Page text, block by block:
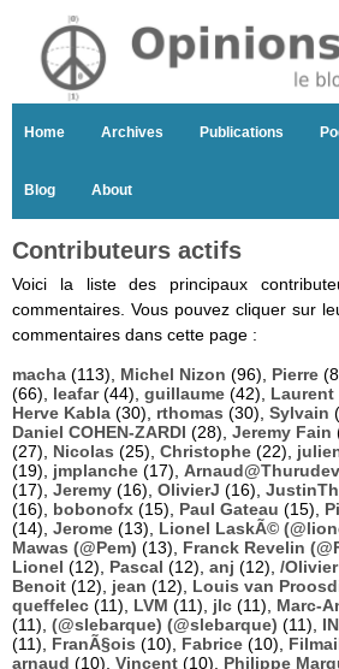
Home Archives Publications
Blog About
Contributeurs actifs
Voici la liste des principaux
commentaires. Vous pouvez cliquer sur
commentaires dans cette page :
macha (113), Michel Nizon (96), Pierre
(66), leafar(44), guillaume (42), Laurent
Herve Kabla (30), rthomas (30), Sylvain
Daniel COHEN-ZARDI (28), Jeremy Fain
(27), Nicolas (25), Christophe (22),
(19), jmplanche (17),
(17), Jeremy (16), OlivierJ (16),
(16), bobonofx (15), Paul Gateau (15),
(14), Jerome (13), Lionel LaskÃ©
Mawas (@Pem) (13), Franck Revelin
Lionel (12), Pascal (12), anj (12), /Olivier
Benoit (12), jean (12), Louis van
queffelec (11), LVM (11), jlc (11), Marc-
(11), (@slebarque) (@slebarque) (11),
(11), FranÃ§ois (10), Fabrice (10),
arnaud (10), Vincent (10), Philippe